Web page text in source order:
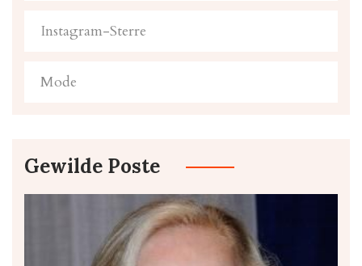
Instagram-Sterre
Mode
Gewilde Poste